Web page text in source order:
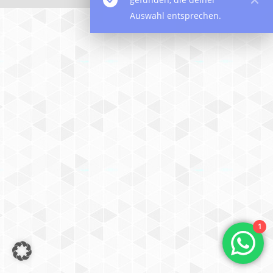
Auswahl entsprechen.
1